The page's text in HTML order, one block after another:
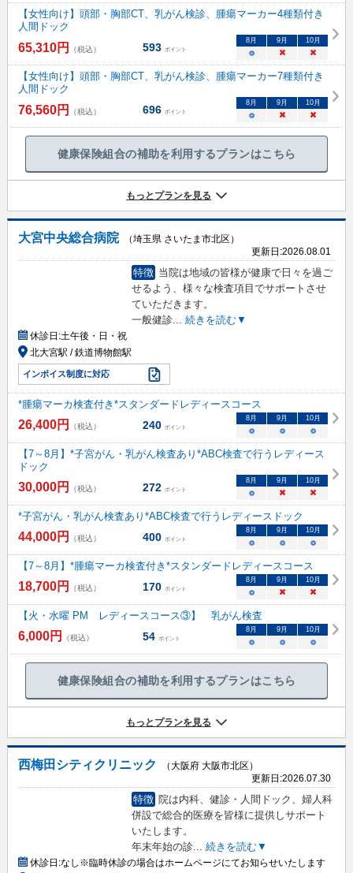
【女性向け】頭部・胸部CT、乳がん検診、腫瘍マーカー4種類付き
人間ドック
65,310円 （税込） 593 ポイント
8月 9月 10月
○ × ×
【女性向け】頭部・胸部CT、乳がん検診、腫瘍マーカー7種類付き
人間ドック
76,560円 （税込） 696 ポイント
8月 9月 10月
○ × ×
健康保険組合の補助を利用するプランはこちら
もっとプランを見る
大宮中央総合病院
（埼玉県 さいたま市北区）
更新日:2026.08.01
特徴 当院は地域の皆様が健康で日々を過ご
せるよう、様々な検査項目でサポートさせ
ていただきます。
一般健診... 続きを読む▼
休診日:土午後・日・祝
北大宮駅 / 鉄道博物館駅
インボイス制度に対応
*腫瘍マーカ検査付き*スタンダードレディースコース
26,400円 （税込） 240 ポイント
8 月 9 月 10月
○ ○ ○
【7～8月】*子宮がん・乳がん検査あり*ABC検査で行うレディース
ドック
30,000円 （税込） 272 ポイント
8 月 9 月 10月
○ × ×
*子宮がん・乳がん検査あり*ABC検査で行うレディースドック
44,000円 （税込） 400 ポイント
8 月 9 月 10月
○ ○ ○
【7～8月】*腫瘍マーカ検査付き*スタンダードレディースコース
18,700円 （税込） 170 ポイント
8 月 9 月 10月
○ × ×
【火・水曜 PM レディースコース③】 乳がん検査
6,000円 （税込） 54 ポイント
8 月 9 月 10月
○ ○ ○
健康保険組合の補助を利用するプランはこちら
もっとプランを見る
西梅田シティクリニック
（大阪府 大阪市北区）
更新日:2026.07.30
特徴 院は内科、健診・人間ドック、婦人科
併設で総合的医療を皆様に提供しサポート
いたします。
年末年始の診... 続きを読む▼
休診日:なし※臨時休診の場合はホームページにてお知らせいたします